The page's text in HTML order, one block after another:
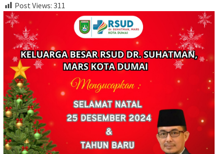
Post Views: 311